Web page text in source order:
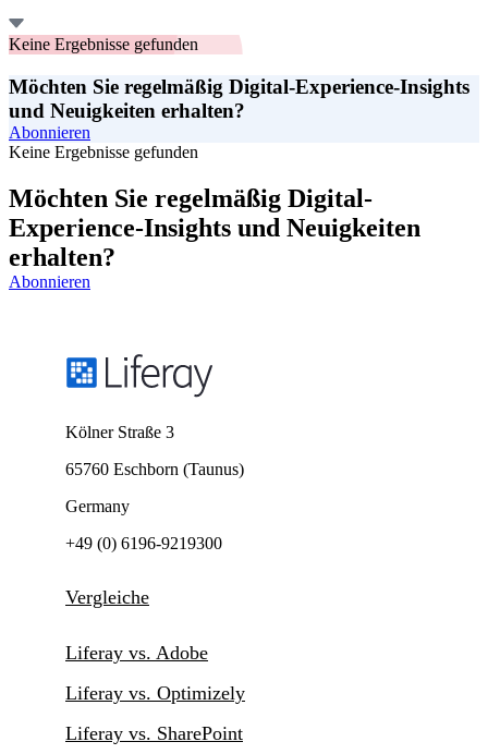
Keine Ergebnisse gefunden
Möchten Sie regelmäßig Digital-Experience-Insights
und Neuigkeiten erhalten?
Abonnieren
Keine Ergebnisse gefunden
Möchten Sie regelmäßig Digital-
Experience-Insights und Neuigkeiten
erhalten?
Abonnieren
Kölner Straße 3
65760 Eschborn (Taunus)
Germany
+49 (0) 6196-9219300
Vergleiche
Liferay vs. Adobe
Liferay vs. Optimizely
Liferay vs. SharePoint